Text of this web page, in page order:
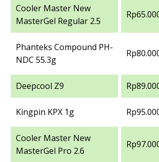
Cooler Master New
MasterGel Regular 2.5
Phanteks Compound PH-
NDC 55.3g
Deepcool Z9
Kingpin KPX 1g
Cooler Master New
MasterGel Pro 2.6